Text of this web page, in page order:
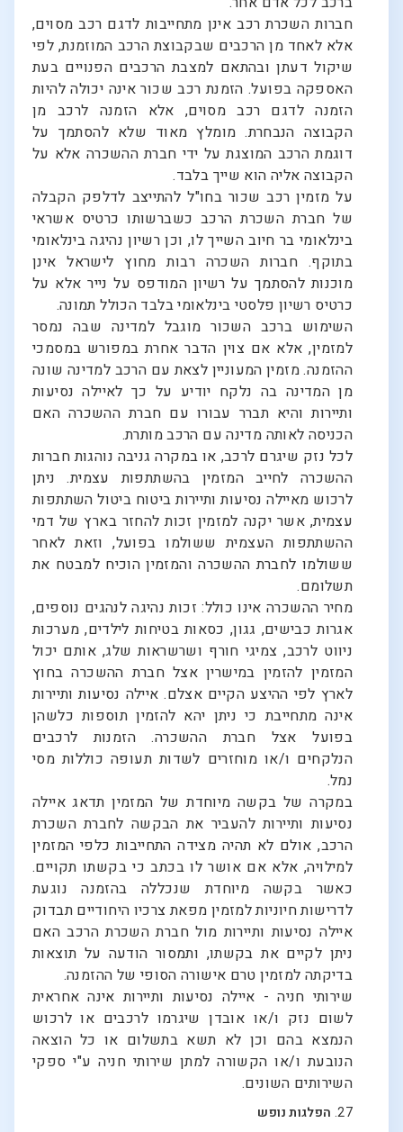
חברות השכרת רכב אינן מתחייבות לדגם רכב מסוים,
אלא לאחד מן הרכבים שבקבוצת הרכב המוזמנת, לפי
שיקול דעתן ובהתאם למצבת הרכבים הפנויים בעת
האספקה בפועל. הזמנת רכב שכור אינה יכולה להיות
הזמנה לדגם רכב מסוים, אלא הזמנה לרכב מן
הקבוצה הנבחרת. מומלץ מאוד שלא להסתמך על
דוגמת הרכב המוצגת על ידי חברת ההשכרה אלא על
הקבוצה אליה הוא שייך בלבד.
על מזמין רכב שכור בחו"ל להתייצב לדלפק הקבלה
של חברת השכרת הרכב כשברשותו כרטיס אשראי
בינלאומי בר חיוב השייך לו, וכן רשיון נהיגה בינלאומי
בתוקף. חברות השכרה רבות מחוץ לישראל אינן
מוכנות להסתמך על רשיון המודפס על נייר אלא על
כרטיס רשיון פלסטי בינלאומי בלבד הכולל תמונה.
השימוש ברכב השכור מוגבל למדינה שבה נמסר
למזמין, אלא אם צוין הדבר אחרת במפורש במסמכי
ההזמנה. מזמין המעוניין לצאת עם הרכב למדינה שונה
מן המדינה בה נלקח יודיע על כך לאיילה נסיעות
ותיירות והיא תברר עבורו עם חברת ההשכרה האם
הכניסה לאותה מדינה עם הרכב מותרת.
לכל נזק שיגרם לרכב, או במקרה גניבה נוהגות חברות
ההשכרה לחייב המזמין בהשתתפות עצמית. ניתן
לרכוש מאיילה נסיעות ותיירות ביטוח ביטול השתתפות
עצמית, אשר יקנה למזמין זכות להחזר בארץ של דמי
ההשתתפות העצמית ששולמו בפועל, וזאת לאחר
ששולמו לחברת ההשכרה והמזמין הוכיח למבטח את
תשלומם.
מחיר ההשכרה אינו כולל: זכות נהיגה לנהגים נוספים,
אגרות כבישים, גגון, כסאות בטיחות לילדים, מערכות
ניווט לרכב, צמיגי חורף ושרשראות שלג, אותם יכול
המזמין להזמין במישרין אצל חברת ההשכרה בחוץ
לארץ לפי ההיצע הקיים אצלם. איילה נסיעות ותיירות
אינה מתחייבת כי ניתן יהא להזמין תוספות כלשהן
בפועל אצל חברת ההשכרה. הזמנות לרכבים
הנלקחים ו/או מוחזרים לשדות תעופה כוללות מסי
נמל.
במקרה של בקשה מיוחדת של המזמין תדאג איילה
נסיעות ותיירות להעביר את הבקשה לחברת השכרת
הרכב, אולם לא תהיה מצידה התחייבות כלפי המזמין
למילויה, אלא אם אושר לו בכתב כי בקשתו תקויים.
כאשר בקשה מיוחדת שנכללה בהזמנה נוגעת
לדרישות חיוניות למזמין מפאת צרכיו היחודיים תבדוק
איילה נסיעות ותיירות מול חברת השכרת הרכב האם
ניתן לקיים את בקשתו, ותמסור הודעה על תוצאות
בדיקתה למזמין טרם אישורה הסופי של ההזמנה.
שירותי חניה - איילה נסיעות ותיירות אינה אחראית
לשום נזק ו/או אובדן שיגרמו לרכבים או לרכוש
הנמצא בהם וכן לא תשא בתשלום או כל הוצאה
הנובעת ו/או הקשורה למתן שירותי חניה ע"י ספקי
השירותים השונים.
27. הפלגות נופש